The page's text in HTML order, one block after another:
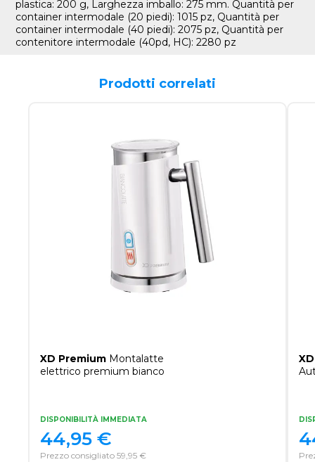
plastica: 200 g, Larghezza imballo: 275 mm. Quantità per
container intermodale (20 piedi): 1015 pz, Quantità per
container intermodale (40 piedi): 2075 pz, Quantità per
contenitore intermodale (40pd, HC): 2280 pz
Prodotti correlati
XD Premium Montalatte
elettrico premium bianco
DISPONIBILITÀ IMMEDIATA
Prezzo consigliato 59,95 €
44,95 €